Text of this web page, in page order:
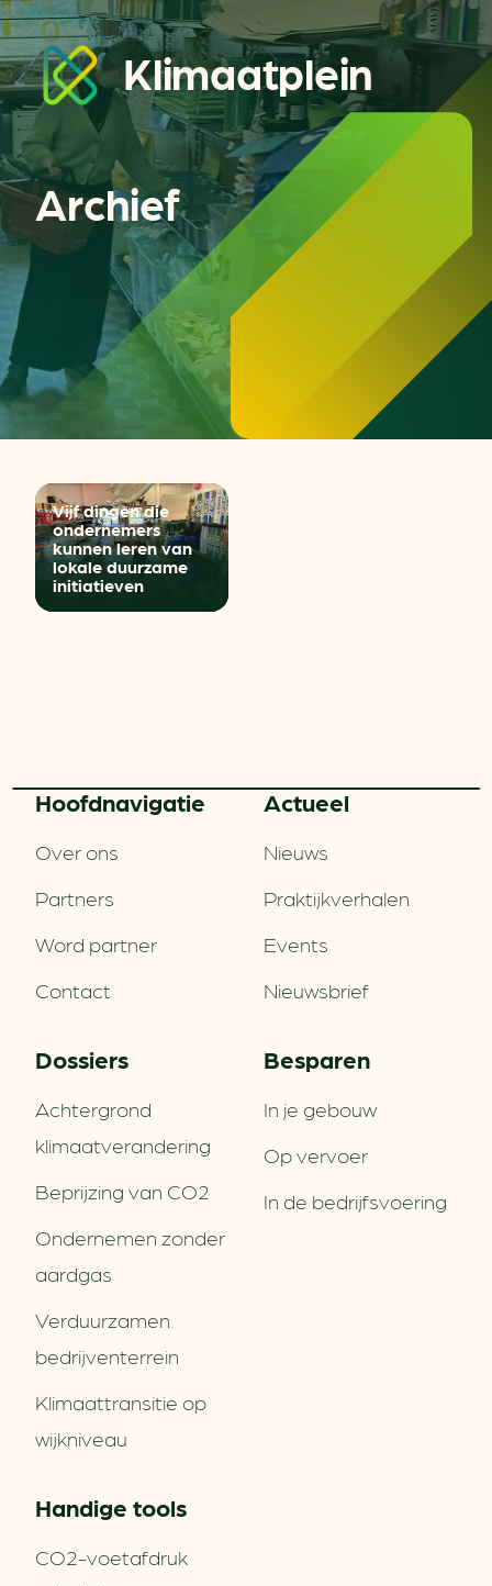
Klimaatplein
Archief
Vijf dingen die
ondernemers
kunnen leren van
lokale duurzame
initiatieven
Hoofd­navigatie
Over ons
Partners
Word partner
Contact
Actueel
Nieuws
Praktijkverhalen
Events
Nieuwsbrief
Dossiers
Achtergrond
klimaatverandering
Beprijzing van CO2
Ondernemen zonder
aardgas
Verduurzamen
bedrijventerrein
Klimaattransitie op
wijkniveau
Besparen
In je gebouw
Op vervoer
In de bedrijfsvoering
Handige tools
CO2-voetafdruk